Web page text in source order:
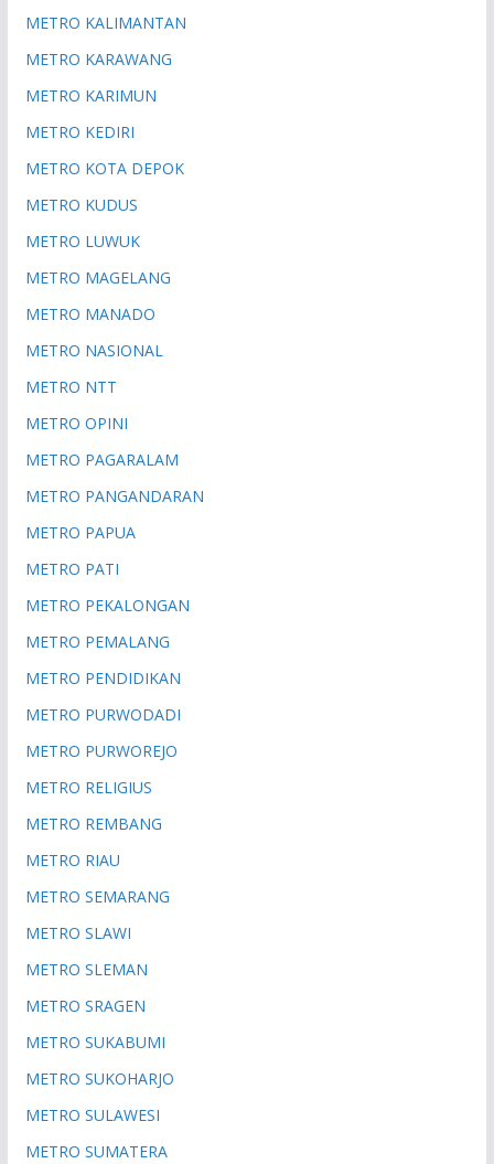
METRO KALIMANTAN
METRO KARAWANG
METRO KARIMUN
METRO KEDIRI
METRO KOTA DEPOK
METRO KUDUS
METRO LUWUK
METRO MAGELANG
METRO MANADO
METRO NASIONAL
METRO NTT
METRO OPINI
METRO PAGARALAM
METRO PANGANDARAN
METRO PAPUA
METRO PATI
METRO PEKALONGAN
METRO PEMALANG
METRO PENDIDIKAN
METRO PURWODADI
METRO PURWOREJO
METRO RELIGIUS
METRO REMBANG
METRO RIAU
METRO SEMARANG
METRO SLAWI
METRO SLEMAN
METRO SRAGEN
METRO SUKABUMI
METRO SUKOHARJO
METRO SULAWESI
METRO SUMATERA